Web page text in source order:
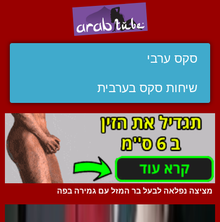
סקס ערבי
שיחות סקס בערבית
מציצה נפלאה לבעל בר המזל עם גמירה בפה